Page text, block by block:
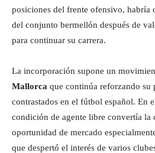
posiciones del frente ofensivo, habría
del conjunto bermellón después de
para continuar su carrera.
La incorporación supone un
Mallorca que continúa reforzando
contrastados en el fútbol español. En
condición de agente libre convertía la
oportunidad de mercado
que despertó el interés de varios